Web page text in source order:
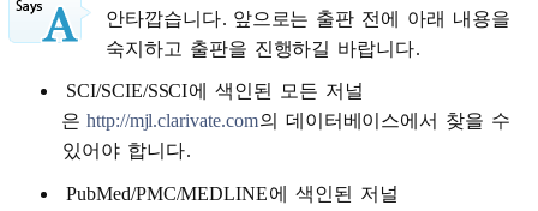
안타깝습니다. 앞으로는 출판 전에 아래 내용을
숙지하고 출판을 진행하길 바랍니다.
SCI/SCIE/SSCI에 색인된 모든 저널
은 http://mjl.clarivate.com의 데이터베이스에서 찾을 수
있어야 합니다.
PubMed/PMC/MEDLINE에 색인된
저널